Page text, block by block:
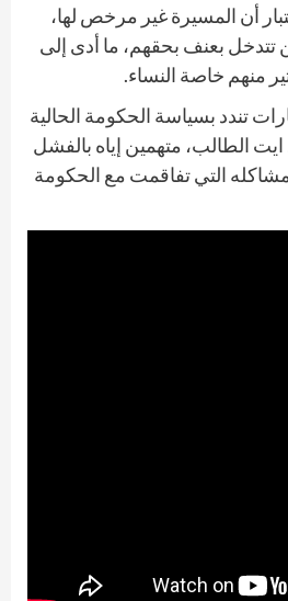
أن المسيرة غير مرخص لها،
تتدخل بعنف بحقهم، ما أدى إلى
منهم خاصة النساء.
تندد بسياسة الحكومة الحالية
الطالب، متهمين إياه بالفشل
التي تفاقمت مع الحكومة